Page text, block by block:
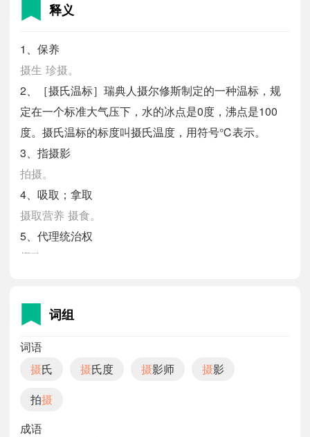
释义
1、保养
摄生 珍摄。
2、［摄氏温标］瑞典人摄尔修斯制定的一种温标，规
定在一个标准大气压下，水的冰点是0度，沸点是100
度。摄氏温标的标度叫摄氏温度，用符号℃表示。
3、指摄影
拍摄。
4、吸取；拿取
摄取营养 摄食。
5、代理统治权
摄政。
词组
词语
摄氏 摄氏度 摄影师 摄影
拍摄
成语